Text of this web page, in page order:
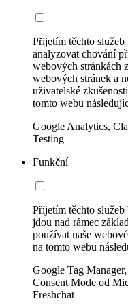
Přijetím těchto služeb
analyzovat chování
webových stránkách
webových stránek a
uživatelské
tomto webu
Google Analytics,
Testing
Funkční
Přijetím těchto
jdou nad rámec
používat naše
na tomto webu
Google Tag
Consent Mode od
Freshchat